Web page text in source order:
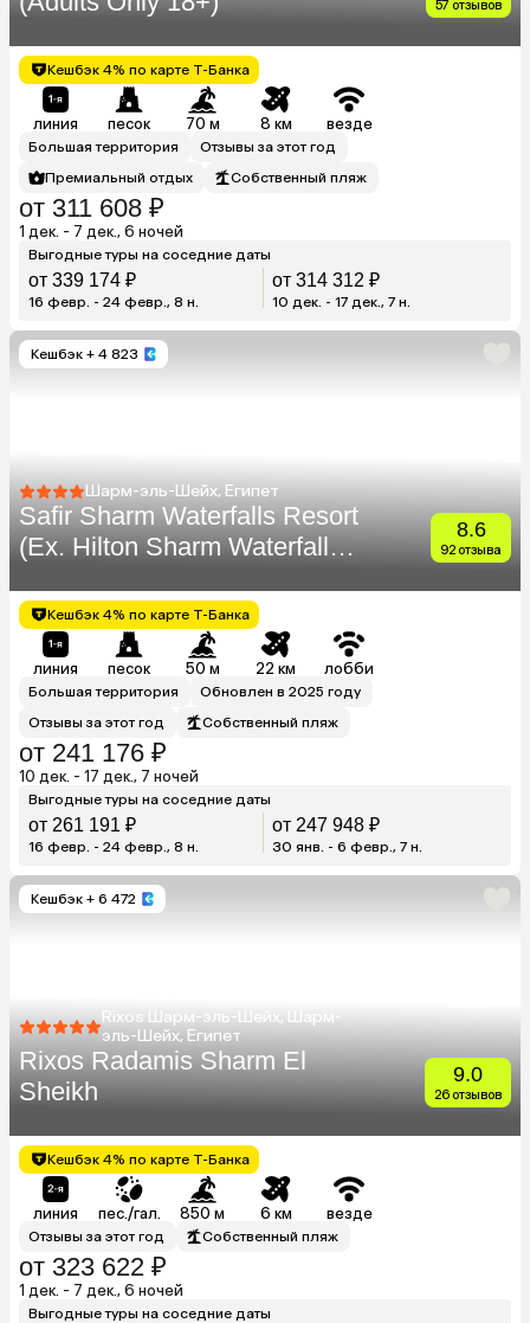
57 отзывов
Кешбэк 4% по карте Т-Банка
линия песок 70 м 8 км везде
Большая территория
Отзывы за этот год
Премиальный отдых
Собственный пляж
от 311 608 ₽
1 дек. - 7 дек., 6 ночей
Выгодные туры на соседние даты
от 339 174 ₽
16 февр. - 24 февр., 8 н.
от 314 312 ₽
10 дек. - 17 дек., 7 н.
Кешбэк + 4 823
Шарм-эль-Шейх, Египет
Safir Sharm Waterfalls Resort
(Ex. Hilton Sharm Waterfalls
8.6
92 отзыва
Кешбэк 4% по карте Т-Банка
линия песок 50 м 22 км лобби
Большая территория
Обновлен в 2025 году
Отзывы за этот год
Собственный пляж
от 241 176 ₽
10 дек. - 17 дек., 7 ночей
Выгодные туры на соседние даты
от 261 191 ₽
16 февр. - 24 февр., 8 н.
от 247 948 ₽
30 янв. - 6 февр., 7 н.
Кешбэк + 6 472
Rixos Шарм-эль-Шейх, Шарм-
эль-Шейх, Египет
Rixos Radamis Sharm El
Sheikh
9.0
26 отзывов
Кешбэк 4% по карте Т-Банка
линия пес./гал. 850 м 6 км везде
Отзывы за этот год Собственный пляж
от 323 622 ₽
1 дек. - 7 дек., 6 ночей
Выгодные туры на соседние даты